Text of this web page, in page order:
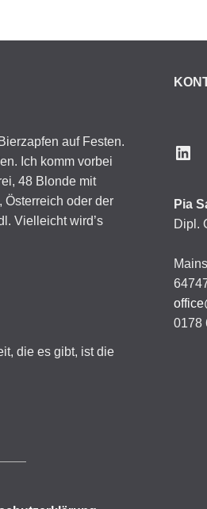
auf Festen.
Ich komm vorbei
48 Blonde mit
Österreich oder der
Vielleicht wird’s
die es gibt, ist die
Pia
Dipl.
0178